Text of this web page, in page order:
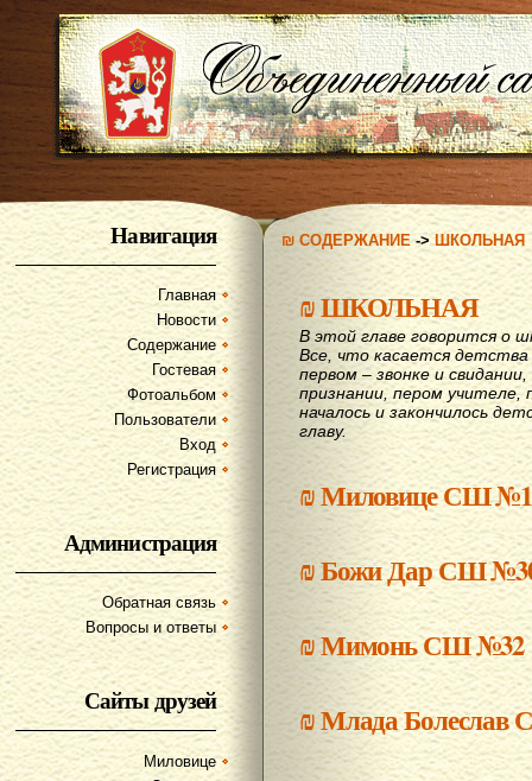
Навигация
Главная
Новости
Содержание
Гостевая
Фотоальбом
Пользователи
Вход
Регистрация
Администрация
Обратная связь
Вопросы и ответы
Сайты друзей
Миловице
₪ СОДЕРЖАНИЕ->ШКОЛЬНАЯ
₪ШКОЛЬНАЯ
В этой главе говорится о
Все, что касается
первом – звонке и
признании, пером учителе,
началось и закончилось
главу.
₪Миловице СШ №1
₪Божи Дар СШ
₪Мимонь СШ №32
₪Млада